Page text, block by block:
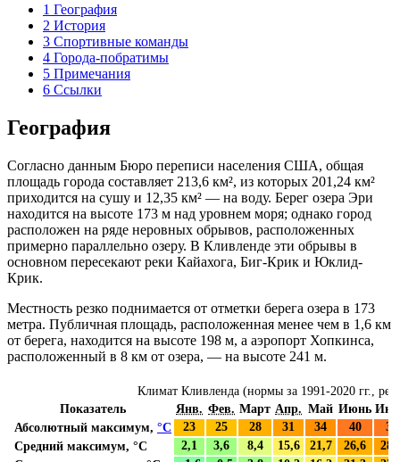
1 География
2 История
3 Спортивные команды
4 Города-побратимы
5 Примечания
6 Ссылки
География
Согласно данным Бюро переписи населения США, общая
площадь города составляет 213,6 км², из которых 201,24 км²
приходится на сушу и 12,35 км² — на воду. Берег озера Эри
находится на высоте 173 м над уровнем моря; однако город
расположен на ряде неровных обрывов, расположенных
примерно параллельно озеру. В Кливленде эти обрывы в
основном пересекают реки Кайахога, Биг-Крик и Юклид-
Крик.
Местность резко поднимается от отметки берега озера в 173
метра. Публичная площадь, расположенная менее чем в 1,6 км
от берега, находится на высоте 198 м, а аэропорт Хопкинса,
расположенный в 8 км от озера, — на высоте 241 м.
Климат Кливленда (нормы за 1991-2020 гг.,
Показатель
Янв. Фев. Март Апр. Май Июнь
Абсолютный максимум, °C 23 25 28 31 34 40 39
Средний максимум, °C 2,1 3,6 8,4 15,6 21,7 26,6